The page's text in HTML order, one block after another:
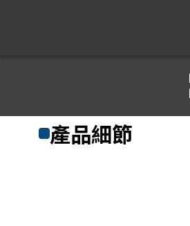
產品細節